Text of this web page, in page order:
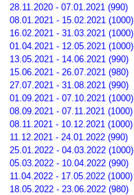
28.11.2020 - 07.01.2021 (990)
08.01.2021 - 15.02.2021 (1000)
16.02.2021 - 31.03.2021 (1000)
01.04.2021 - 12.05.2021 (1000)
13.05.2021 - 14.06.2021 (990)
15.06.2021 - 26.07.2021 (980)
27.07.2021 - 31.08.2021 (990)
01.09.2021 - 07.10.2021 (1000)
08.09.2021 - 07.11.2021 (1000)
08.11.2021 - 10.12.2021 (1000)
11.12.2021 - 24.01.2022 (990)
25.01.2022 - 04.03.2022 (1000)
05.03.2022 - 10.04.2022 (990)
11.04.2022 - 17.05.2022 (1000)
18.05.2022 - 23.06.2022 (980)